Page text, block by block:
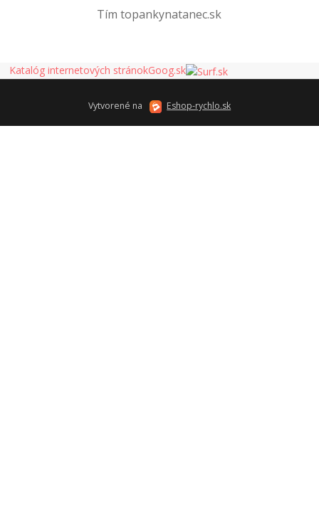
Tím topankynatanec.sk
Katalóg internetových stránokGoog.sk
Vytvorené na Eshop-rychlo.sk